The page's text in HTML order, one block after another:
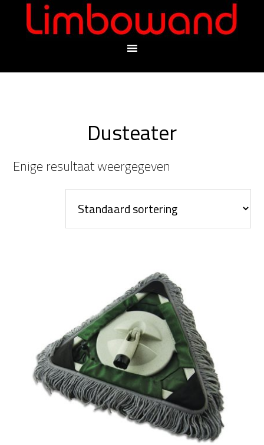
Dusteater
Enige resultaat weergegeven